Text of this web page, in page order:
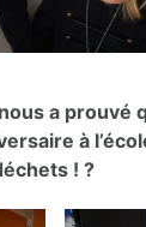
a prouvé
à
! ?